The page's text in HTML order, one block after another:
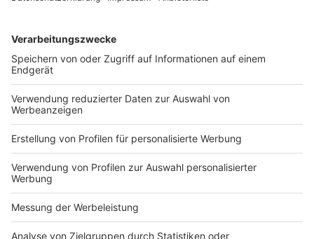
Tag abschaffen“, sagt Adjan. Im Extremfall wären 73,5-
Stunden-Wochen möglich – sechs Tage à zwölf
Stunden und 15 Minuten.
Gewerkschaften appellieren an die Bundesregierung:
„10- oder 12-Stunden-Tage schaffen keine Fachkräfte.“
Die richtigen Hebel seien bessere
Arbeitsbedingungen, Vereinbarkeit von Familie und
Beruf bei Qualifizierung und mehr Ausbildung.
Patrick Pehl